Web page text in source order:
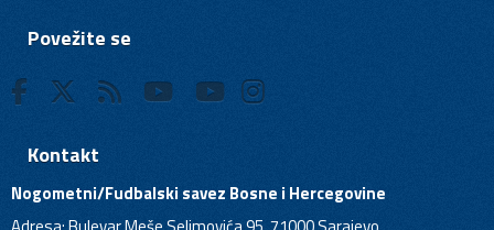
Povežite se
Kontakt
Nogometni/Fudbalski savez Bosne i Hercegovine